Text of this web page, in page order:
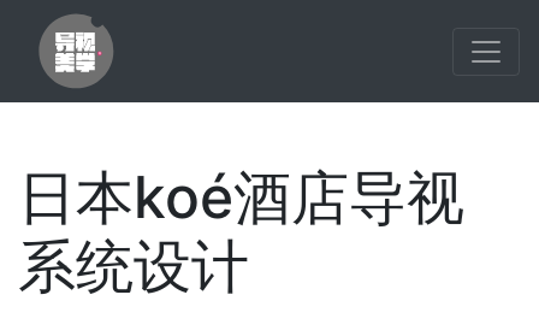
日本koé酒店导视
系统设计